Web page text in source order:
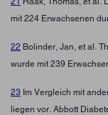
mit 224 Erwachsenen
22 Bolinder, Jan, et al.
wurde mit 239
23 Im Vergleich mit
liegen vor. Abbott